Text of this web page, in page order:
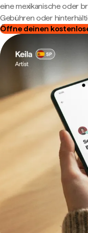
eine mexikanische oder
Gebühren oder
Öffne deinen